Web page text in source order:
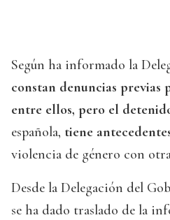
Según ha informado la
constan denuncias previas
entre ellos, pero el
española, tiene
violencia de género con
Desde la Delegación del
se ha dado traslado de la